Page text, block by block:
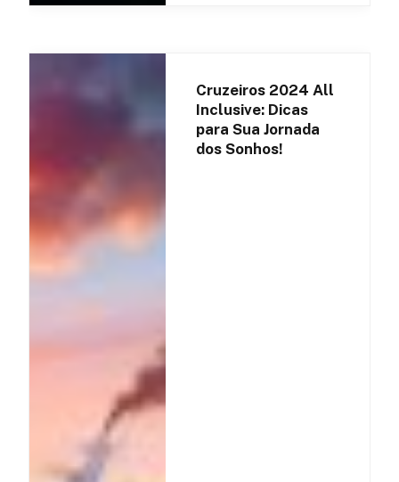
Cruzeiros 2024 All
Inclusive: Dicas
para Sua Jornada
dos Sonhos!